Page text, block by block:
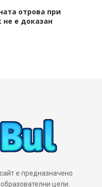
отрова при
не е доказан
е предназначено
цели.